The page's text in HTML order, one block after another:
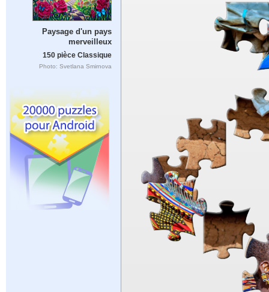
Paysage d'un pays
merveilleux
150 pièce Classique
Photo: Svetlana Smirnova